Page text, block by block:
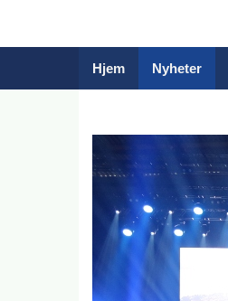
Hjem Nyheter